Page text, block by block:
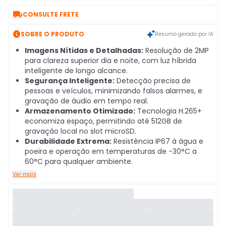
CONSULTE FRETE
SOBRE O PRODUTO Resumo gerado por IA
Imagens Nítidas e Detalhadas: Resolução de 2MP
para clareza superior dia e noite, com luz híbrida
inteligente de longo alcance.
Segurança Inteligente: Detecção precisa de
pessoas e veículos, minimizando falsos alarmes, e
gravação de áudio em tempo real.
Armazenamento Otimizado: Tecnologia H.265+
economiza espaço, permitindo até 512GB de
gravação local no slot microSD.
Durabilidade Extrema: Resistência IP67 à água e
poeira e operação em temperaturas de -30°C a
60°C para qualquer ambiente.
Ver mais